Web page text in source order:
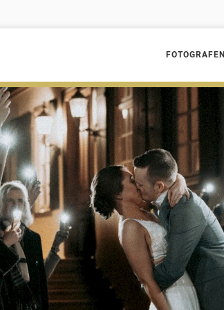
FOTOGRAFEN